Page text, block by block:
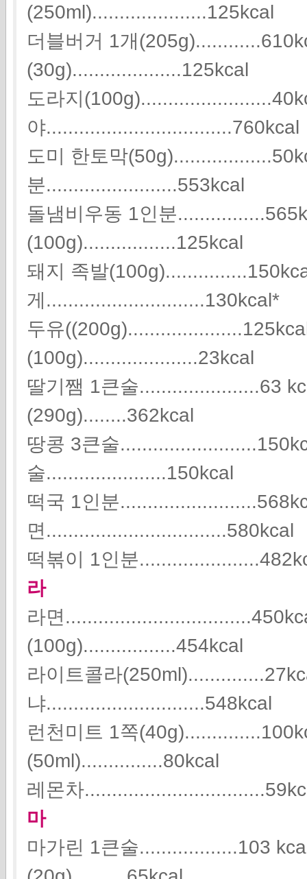
(250ml).....................125kcal
더블버거 1개
(30g)....................125kcal
도라지
야..................................760kcal
도미 한토막
분........................553kcal
돌냄비우동 1인분
(100g).................125kcal
돼지 족발
게.............................130kcal*
두유
(100g).....................23kcal
딸기쨈 1큰술......................63
(290g)........362kcal
땅콩 3큰술
술......................150kcal
떡국 1인분
면.................................580kcal
떡볶이 1인분
라
라면
(100g).................454kcal
라이트콜라
냐.............................548kcal
런천미트 1쪽
(50ml)...............80kcal
레몬차
마
마가린 1큰술..................103